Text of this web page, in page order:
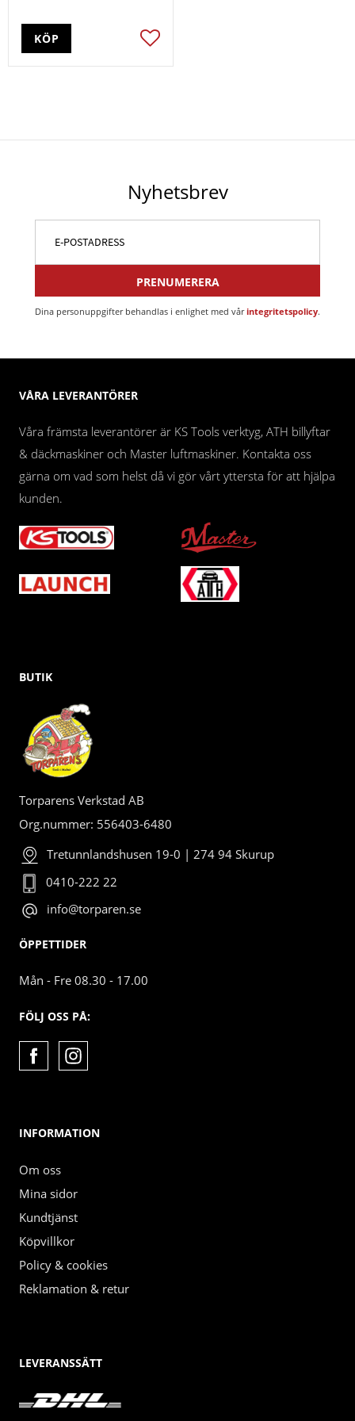
Lägg till i favoriter
KÖP
Nyhetsbrev
PRENUMERERA
Dina personuppgifter behandlas i enlighet med vårintegritetspolicy.
VÅRA LEVERANTÖRER
Våra främsta leverantörer är KS Tools verktyg, ATH billyftar
& däckmaskiner och Master luftmaskiner. Kontakta oss
gärna om vad som helst då vi gör vårt yttersta för att hjälpa
kunden.
BUTIK
Torparens Verkstad AB
Org.nummer: 556403-6480
Tretunnlandshusen 19-0 | 274 94 Skurup
0410-222 22
info@torparen.se
ÖPPETTIDER
Mån - Fre 08.30 - 17.00
FÖLJ OSS PÅ:
INFORMATION
Om oss
Mina sidor
Kundtjänst
Köpvillkor
Policy & cookies
Reklamation & retur
LEVERANSSÄTT